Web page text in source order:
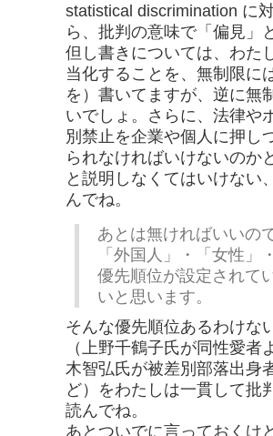
statistical discrimination に
ら、批判の意味で「偏見」
但し書きについては、わた
当化することを、無制限に
を）書いてますが、逆に無
いでしょ。さらに、法律や
別禁止を企業や個人に押し
られなければいけないのか
と説明しなくてはいけない
んでね。
あとは無ければいいの
「外国人」・「女性
優先順位が設定されて
いと思います。
そんな優先順位あるわけな
（上野千鶴子氏が同性愛
木智弘氏が被差別部落出身
ど）をわたしは一貫して批
読んでね。
あとついでに言っておくけ